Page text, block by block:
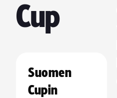
Cup
Suomen
Cupin